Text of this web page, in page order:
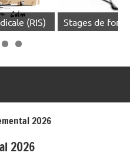
(RIS) Stages de
2026
2026